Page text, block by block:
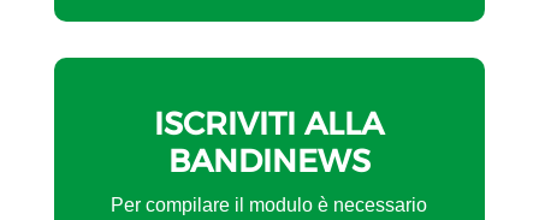
ISCRIVITI ALLA
BANDINEWS
Per compilare il modulo è necessario